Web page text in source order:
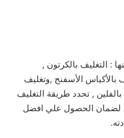
: التغليف بالكرتون ,
بالأكياس الأسفنج ,وتغليف
, تحدد طريقة التغليف
لضمان الحصول علي افضل